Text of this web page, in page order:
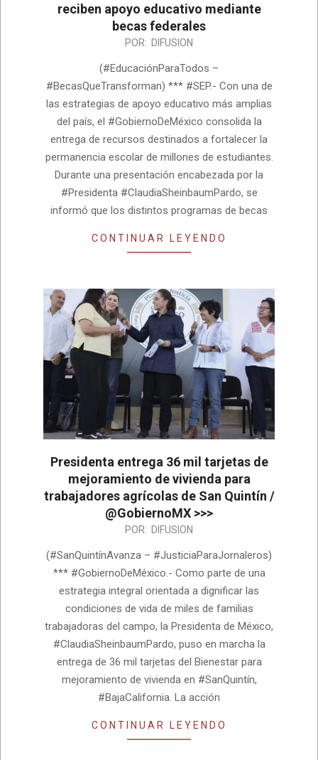
reciben apoyo educativo mediante
becas federales
POR: DIFUSION
(#EducaciónParaTodos –
#BecasQueTransforman) *** #SEP.- Con una de
las estrategias de apoyo educativo más amplias
del país, el #GobiernoDeMéxico consolida la
entrega de recursos destinados a fortalecer la
permanencia escolar de millones de estudiantes.
Durante una presentación encabezada por la
#Presidenta #ClaudiaSheinbaumPardo, se
informó que los distintos programas de becas
CONTINUAR LEYENDO
Presidenta entrega 36 mil tarjetas de
mejoramiento de vivienda para
trabajadores agrícolas de San Quintín /
@GobiernoMX >>>
06-
POR: DIFUSION
(#SanQuintínAvanza – #JusticiaParaJornaleros)
*** #GobiernoDeMéxico.- Como parte de una
estrategia integral orientada a dignificar las
condiciones de vida de miles de familias
trabajadoras del campo, la Presidenta de México,
#ClaudiaSheinbaumPardo, puso en marcha la
entrega de 36 mil tarjetas del Bienestar para
mejoramiento de vivienda en #SanQuintín,
#BajaCalifornia. La acción
CONTINUAR LEYENDO